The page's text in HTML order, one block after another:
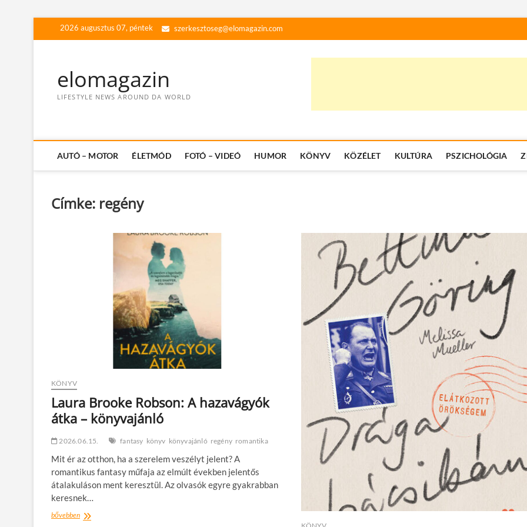
2026 augusztus 07, péntek szerkesztoseg@elomagazin.com
elomagazin
LIFESTYLE NEWS AROUND DA WORLD
AUTÓ – MOTOR ÉLETMÓD FOTÓ – VIDEÓ HUMOR KÖNYV KÖZÉLET KULTÚRA PSZICHOLÓGIA
Címke: regény
KÖNYV
Laura Brooke Robson: A hazavágyók
átka – könyvajánló
2026.06.15. fantasy könyv könyvajánló regény romantika
Mit ér az otthon, ha a szerelem veszélyt jelent? A
romantikus fantasy műfaja az elmúlt években jelentős
átalakuláson ment keresztül. Az olvasók egyre gyakrabban
keresnek…
bővebbenLaura